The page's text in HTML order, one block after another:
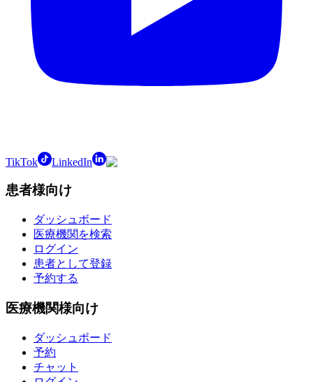
TikTok LinkedIn
患者様向け
ダッシュボード
医療機関を検索
ログイン
患者として登録
予約する
医療機関様向け
ダッシュボード
予約
チャット